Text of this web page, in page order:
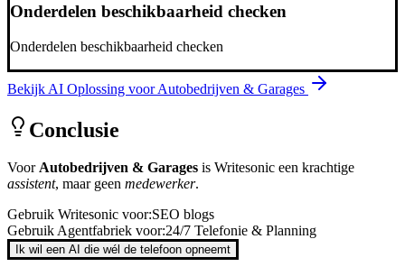
Onderdelen beschikbaarheid checken
Onderdelen beschikbaarheid checken
Bekijk AI Oplossing voorAutobedrijven & Garages
Conclusie
VoorAutobedrijven & Garages is Writesonic een krachtige
assistent, maar geen medewerker.
Gebruik Writesonic voor:SEO blogs
Gebruik Agentfabriek voor:24/7 Telefonie & Planning
Ik wil een AI die wél de telefoon opneemt